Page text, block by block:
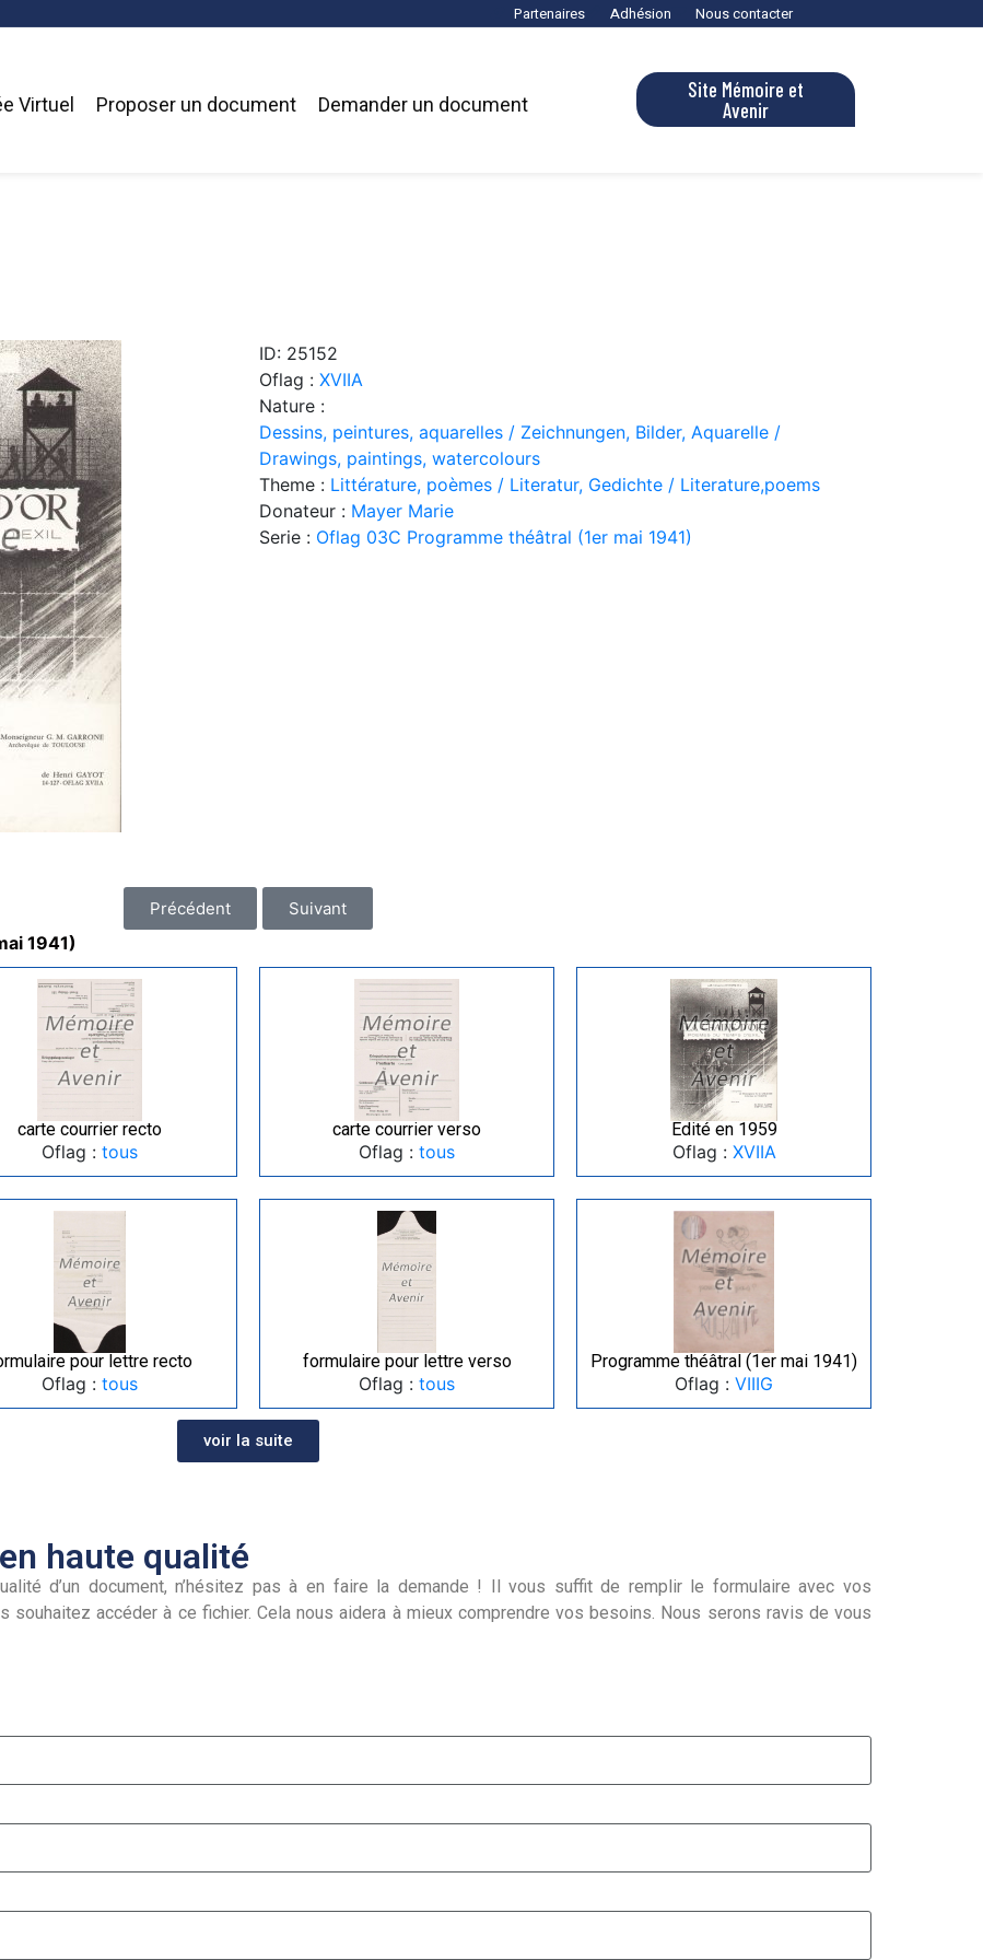
Partenaires Adhésion Nous contacter
Virtuel Proposer un document Demander un document
Site Mémoire et
Avenir
ID: 25152
Oflag : XVIIA
Nature :
Dessins, peintures, aquarelles / Zeichnungen, Bilder, Aquarelle /
Drawings, paintings, watercolours
Theme : Littérature, poèmes / Literatur, Gedichte / Literature,poems
Donateur : Mayer Marie
Serie : Oflag 03C Programme théâtral (1er mai 1941)
Précédent Suivant
1941)
carte courrier recto
Oflag : tous
carte courrier verso
Oflag : tous
Edité en 1959
Oflag : XVIIA
pour lettre recto
Oflag : tous
formulaire pour lettre verso
Oflag : tous
Programme théâtral (1er mai 1941)
Oflag : VIIIG
voir la suite
haute qualité
d’un document, n’hésitez pas à en faire la demande ! Il vous suffit de remplir le formulaire avec vos
souhaitez accéder à ce fichier. Cela nous aidera à mieux comprendre vos besoins. Nous serons ravis de vous